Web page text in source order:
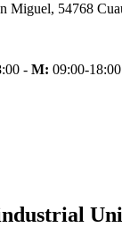
Miguel, 54768
- M: 09:00-